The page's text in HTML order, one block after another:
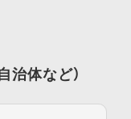
治体など）